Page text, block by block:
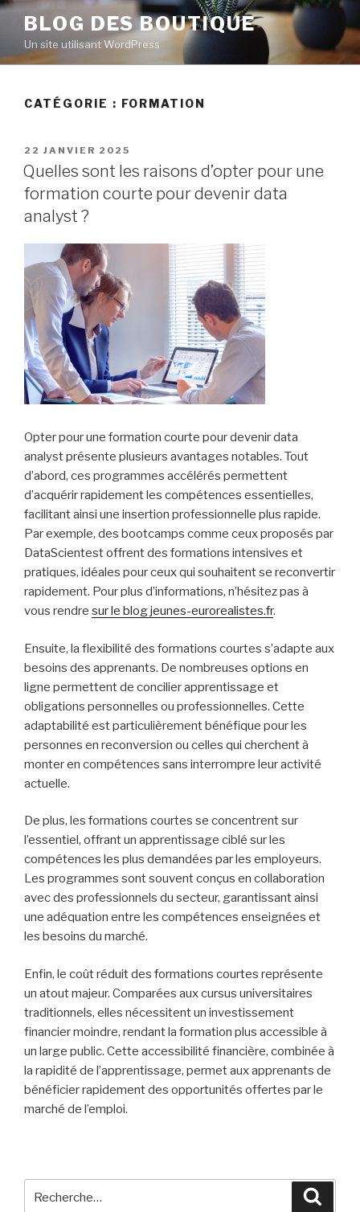
Aller
contenu
principal
BLOG DES BOUTIQUE
Un site utilisant WordPress
CATÉGORIE : FORMATION
PUBLIÉ
LE
22 JANVIER 2025
Quelles sont les raisons d’opter pour une
formation courte pour devenir data
analyst ?
Opter pour une formation courte pour devenir data
analyst présente plusieurs avantages notables. Tout
d’abord, ces programmes accélérés permettent
d’acquérir rapidement les compétences essentielles,
facilitant ainsi une insertion professionnelle plus rapide.
Par exemple, des bootcamps comme ceux proposés par
DataScientest offrent des formations intensives et
pratiques, idéales pour ceux qui souhaitent se reconvertir
rapidement. Pour plus d’informations, n’hésitez pas à
vous rendre sur le blog jeunes-eurorealistes.fr.
Ensuite, la flexibilité des formations courtes s’adapte aux
besoins des apprenants. De nombreuses options en
ligne permettent de concilier apprentissage et
obligations personnelles ou professionnelles. Cette
adaptabilité est particulièrement bénéfique pour les
personnes en reconversion ou celles qui cherchent à
monter en compétences sans interrompre leur activité
actuelle.
De plus, les formations courtes se concentrent sur
l’essentiel, offrant un apprentissage ciblé sur les
compétences les plus demandées par les employeurs.
Les programmes sont souvent conçus en collaboration
avec des professionnels du secteur, garantissant ainsi
une adéquation entre les compétences enseignées et
les besoins du marché.
Enfin, le coût réduit des formations courtes représente
un atout majeur. Comparées aux cursus universitaires
traditionnels, elles nécessitent un investissement
financier moindre, rendant la formation plus accessible à
un large public. Cette accessibilité financière, combinée à
la rapidité de l’apprentissage, permet aux apprenants de
bénéficier rapidement des opportunités offertes par le
marché de l’emploi.